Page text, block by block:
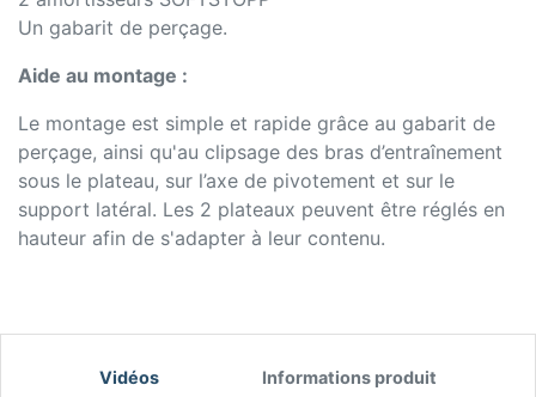
Un gabarit de perçage.
Aide au montage :
Le montage est simple et rapide grâce au gabarit de
perçage, ainsi qu'au clipsage des bras d’entraînement
sous le plateau, sur l’axe de pivotement et sur le
support latéral. Les 2 plateaux peuvent être réglés en
hauteur afin de s'adapter à leur contenu.
Vidéos Informations produit